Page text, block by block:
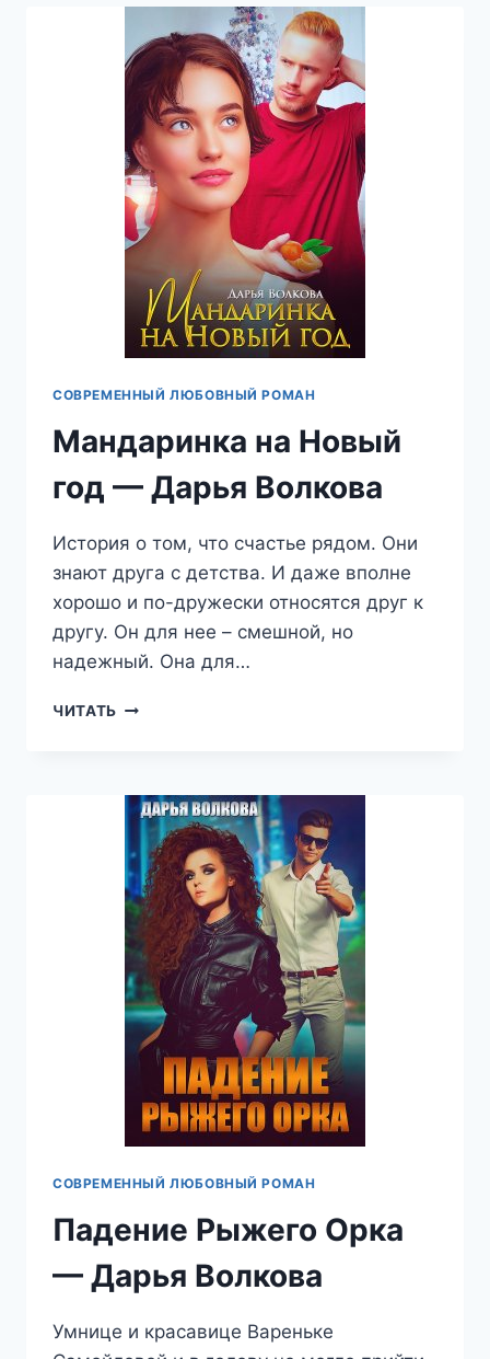
ВОЛКОВА
СОВРЕМЕННЫЙ ЛЮБОВНЫЙ РОМАН
Мандаринка на Новый
год — Дарья Волкова
История о том, что счастье рядом. Они
знают друга с детства. И даже вполне
хорошо и по-дружески относятся друг к
другу. Он для нее – смешной, но
надежный. Она для…
ЧИТАТЬ МАНДАРИНКА
—
ДАРЬЯ
ВОЛКОВА
СОВРЕМЕННЫЙ ЛЮБОВНЫЙ РОМАН
Падение Рыжего Орка
— Дарья Волкова
Умнице и красавице Вареньке